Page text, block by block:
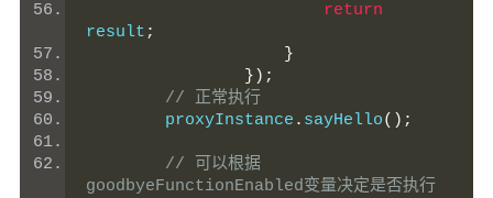
return
result ;
}
});
// 正常执行
        proxyInstance
. sayHello();
// 可以根据
goodbyeFunctionEnabled变量决定是否执行